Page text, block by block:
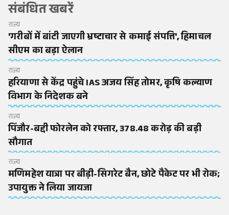
संबंधित खबरें
राज्य
'गरीबों में बांटी जाएगी भ्रष्टाचार से कमाई संपत्ति', हिमाचल
सीएम का बड़ा ऐलान
राज्य
हरियाणा से केंद्र पहुंचे IAS अजय सिंह तोमर, कृषि कल्याण
विभाग के निदेशक बने
राज्य
पिंजौर-बद्दी फोरलेन को रफ्तार, 378.48 करोड़ की बड़ी
सौगात
राज्य
मणिमहेश यात्रा पर बीड़ी-सिगरेट बैन, छोटे पैकेट पर भी रोक;
उपायुक्त ने लिया जायजा